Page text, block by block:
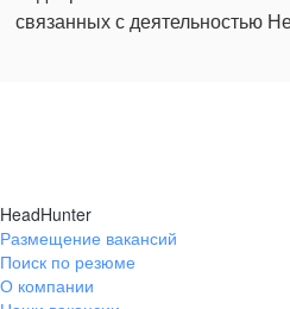
связанных с деятельностью
HeadHunter
Размещение вакансий
Поиск по резюме
О компании